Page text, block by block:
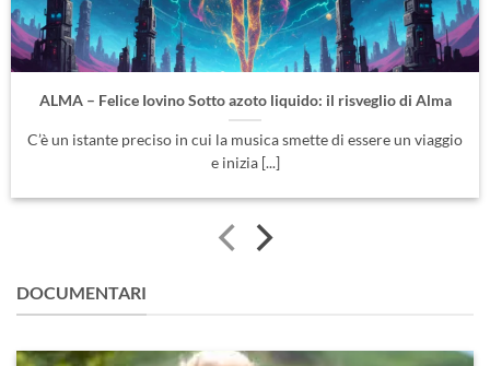
ALMA – Felice Iovino Sotto azoto liquido: il risveglio di Alma
C’è un istante preciso in cui la musica smette di essere un viaggio
e inizia [...]
DOCUMENTARI